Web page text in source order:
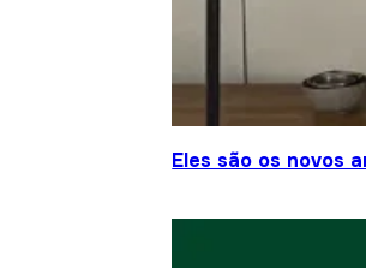
Eles são os novos